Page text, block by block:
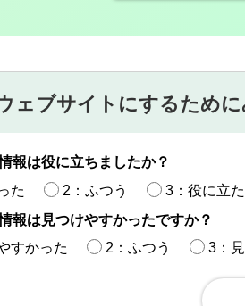
ェブサイトにするため
報は役に立ちましたか？
た
2：ふつう
3：役に立
報は見つけやすかったですか？
すかった
2：ふつう 3：